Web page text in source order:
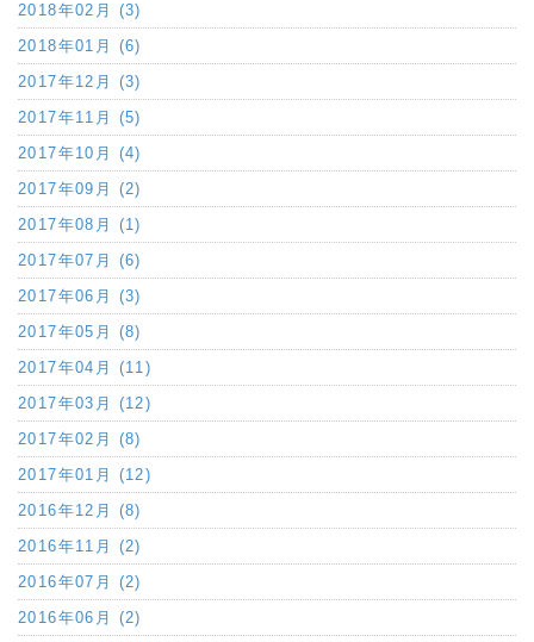
2018年02月 (3)
2018年01月 (6)
2017年12月 (3)
2017年11月 (5)
2017年10月 (4)
2017年09月 (2)
2017年08月 (1)
2017年07月 (6)
2017年06月 (3)
2017年05月 (8)
2017年04月 (11)
2017年03月 (12)
2017年02月 (8)
2017年01月 (12)
2016年12月 (8)
2016年11月 (2)
2016年07月 (2)
2016年06月 (2)